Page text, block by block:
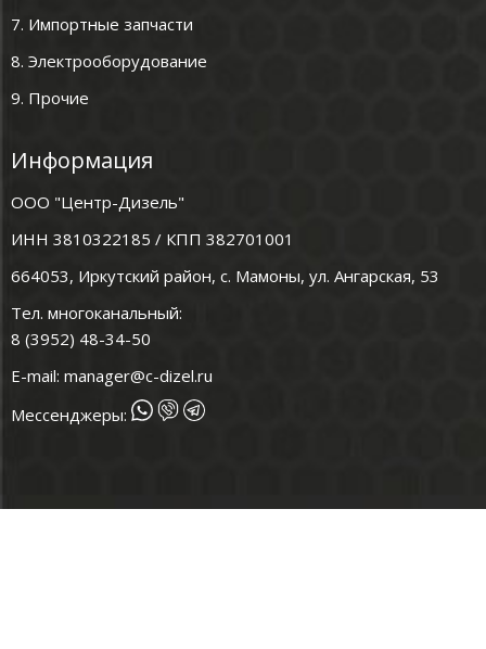
7. Импортные запчасти
8. Электрооборудование
9. Прочие
Информация
ООО "Центр-Дизель"
ИНН 3810322185 / КПП 382701001
664053, Иркутский район, с. Мамоны, ул. Ангарская, 53
Тел. многоканальный:
8 (3952) 48-34-50
E-mail: manager@c-dizel.ru
Мессенджеры: